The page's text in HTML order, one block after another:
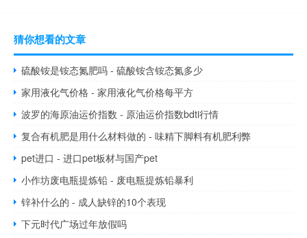
猜你想看的文章
硫酸铵是铵态氮肥吗 - 硫酸铵含铵态氮多少
家用液化气价格 - 家用液化气价格每平方
波罗的海原油运价指数 - 原油运价指数bdti行情
复合有机肥是用什么材料做的 - 味精下脚料有机肥利弊
pet进口 - 进口pet板材与国产pet
小作坊废电瓶提炼铅 - 废电瓶提炼铅暴利
锌补什么的 - 成人缺锌的10个表现
下元时代广场过年放假吗